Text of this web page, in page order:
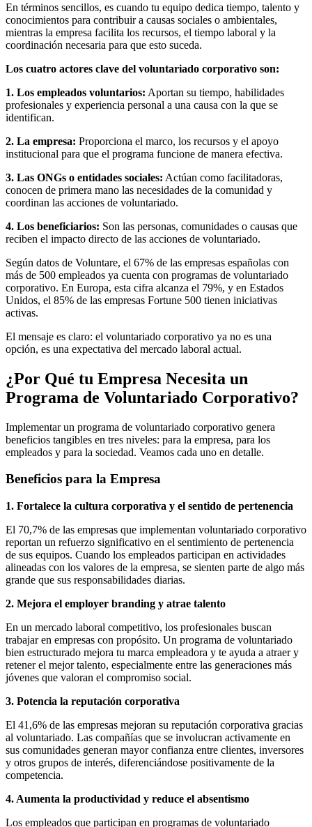
En términos sencillos, es cuando tu equipo dedica tiempo, talento y
conocimientos para contribuir a causas sociales o ambientales,
mientras la empresa facilita los recursos, el tiempo laboral y la
coordinación necesaria para que esto suceda.
Los cuatro actores clave del voluntariado corporativo son:
1. Los empleados voluntarios: Aportan su tiempo, habilidades
profesionales y experiencia personal a una causa con la que se
identifican.
2. La empresa: Proporciona el marco, los recursos y el apoyo
institucional para que el programa funcione de manera efectiva.
3. Las ONGs o entidades sociales: Actúan como facilitadoras,
conocen de primera mano las necesidades de la comunidad y
coordinan las acciones de voluntariado.
4. Los beneficiarios: Son las personas, comunidades o causas que
reciben el impacto directo de las acciones de voluntariado.
Según datos de Voluntare, el 67% de las empresas españolas con
más de 500 empleados ya cuenta con programas de voluntariado
corporativo. En Europa, esta cifra alcanza el 79%, y en Estados
Unidos, el 85% de las empresas Fortune 500 tienen iniciativas
activas.
El mensaje es claro: el voluntariado corporativo ya no es una
opción, es una expectativa del mercado laboral actual.
¿Por Qué tu Empresa Necesita un
Programa de Voluntariado Corporativo?
Implementar un programa de voluntariado corporativo genera
beneficios tangibles en tres niveles: para la empresa, para los
empleados y para la sociedad. Veamos cada uno en detalle.
Beneficios para la Empresa
1. Fortalece la cultura corporativa y el sentido de pertenencia
El 70,7% de las empresas que implementan voluntariado corporativo
reportan un refuerzo significativo en el sentimiento de pertenencia
de sus equipos. Cuando los empleados participan en actividades
alineadas con los valores de la empresa, se sienten parte de algo más
grande que sus responsabilidades diarias.
2. Mejora el employer branding y atrae talento
En un mercado laboral competitivo, los profesionales buscan
trabajar en empresas con propósito. Un programa de voluntariado
bien estructurado mejora tu marca empleadora y te ayuda a atraer y
retener el mejor talento, especialmente entre las generaciones más
jóvenes que valoran el compromiso social.
3. Potencia la reputación corporativa
El 41,6% de las empresas mejoran su reputación corporativa gracias
al voluntariado. Las compañías que se involucran activamente en
sus comunidades generan mayor confianza entre clientes, inversores
y otros grupos de interés, diferenciándose positivamente de la
competencia.
4. Aumenta la productividad y reduce el absentismo
Los empleados que participan en programas de voluntariado